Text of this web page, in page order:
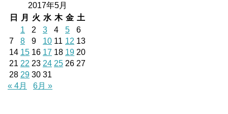
2017年5月
日
月 火 水 木 金 土
1
2 3 4 5
6
7
8 9 10 11 12 13
14 15 16 17 18 19 20
21 22 23 24 25 26 27
28 29 30 31
« 4月
6月 »